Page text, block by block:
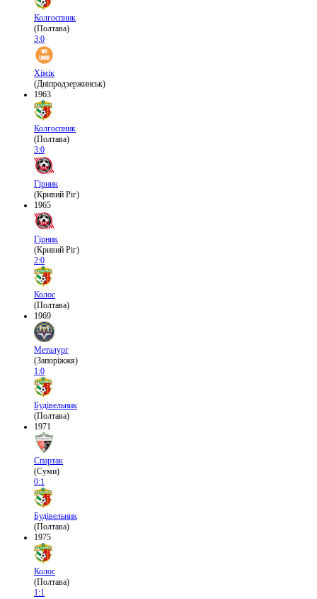
Колгоспник
(Полтава)
3:0
Хімік
(Дніпродзержинськ)
1963
Колгоспник
(Полтава)
3:0
Гірник
(Кривий Ріг)
1965
Гірник
(Кривий Ріг)
2:0
Колос
(Полтава)
1969
Металург
(Запоріжжя)
1:0
Будівельник
(Полтава)
1971
Спартак
(Суми)
0:1
Будівельник
(Полтава)
1975
Колос
(Полтава)
1:1